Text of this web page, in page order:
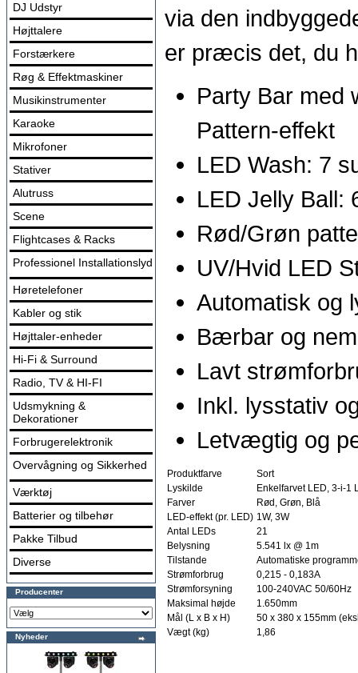
DJ Udstyr
Højttalere
Forstærkere
Røg & Effektmaskiner
Musikinstrumenter
Karaoke
Mikrofoner
Stativer
Alutruss
Scene
Flightcases & Racks
Professionel Installationslyd
Høretelefoner
Kabler og stik
Højttaler-enheder
Hi-Fi & Surround
Radio, TV & HI-FI
Udsmykning &
Dekorationer
Forbrugerelektronik
Overvågning og Sikkerhed
Værktøj
Batterier og tilbehør
Pakke Tilbud
Diverse
Producenter
Nyheder
via den
er præcis det, du
Party Bar med
Pattern-effekt
LED Wash: 7
LED Jelly Ball:
Rød/Grøn
UV/Hvid LED
Automatisk og
Bærbar og
Lavt
Inkl. lysstativ
Letvægtig og
Produktfarve
Sort
Lyskilde
Enkelfarvet LED, 3-i-1
Farver
Rød, Grøn, Blå
LED-effekt (pr. LED) 1W, 3W
Antal LEDs
21
Belysning
5.541 lx @ 1m
Tilstande
Automatiske
Strømforbrug
0,215 - 0,183A
Strømforsyning
100-240VAC 50/60Hz
Maksimal højde
1.650mm
Mål (L x B x H)
50 x 380 x 155mm
Vægt (kg)
1,86